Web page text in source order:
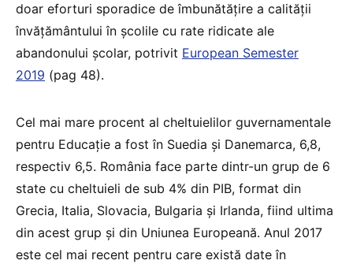
doar eforturi sporadice de îmbunătățire a calității
învățământului în școlile cu rate ridicate ale
abandonului școlar, potrivit European Semester
2019 (pag 48).
Cel mai mare procent al cheltuielilor guvernamentale
pentru Educație a fost în Suedia și Danemarca, 6,8,
respectiv 6,5. România face parte dintr-un grup de 6
state cu cheltuieli de sub 4% din PIB, format din
Grecia, Italia, Slovacia, Bulgaria și Irlanda, fiind ultima
din acest grup și din Uniunea Europeană. Anul 2017
este cel mai recent pentru care există date în